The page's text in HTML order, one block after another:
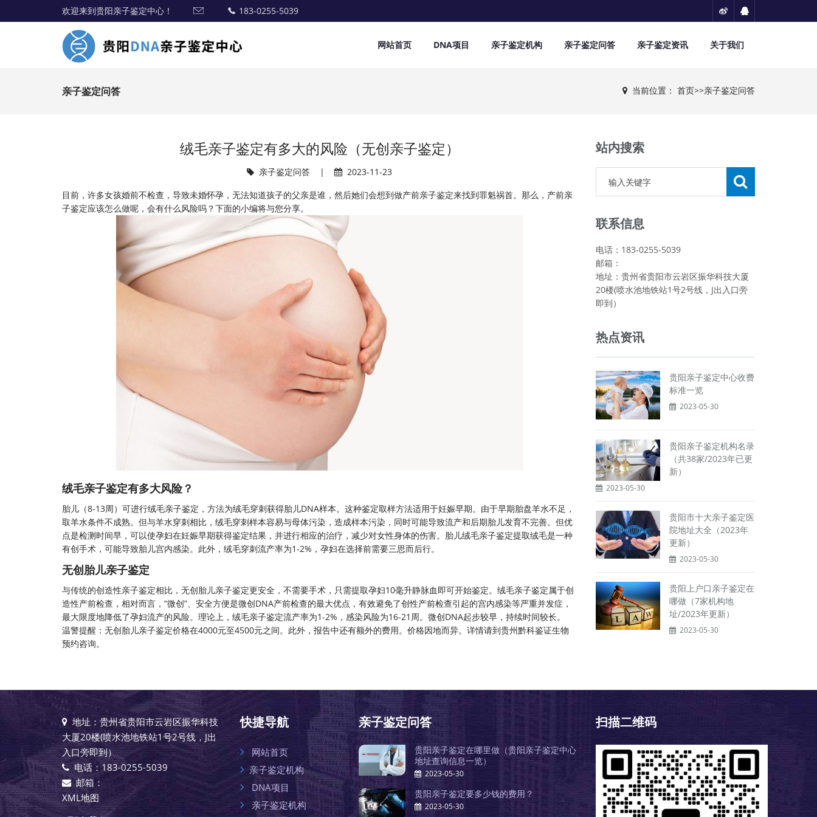
欢迎来到贵阳亲子鉴定中心！ 183-0255-5039
网站首页 DNA项目 亲子鉴定机构 亲子鉴定问答 亲子鉴定资讯 关于我们
亲子鉴定问答 当前位置： 首页>>亲子鉴定问答
绒毛亲子鉴定有多大的风险（无创亲子鉴定）
亲子鉴定问答 |
2023-11-23
目前，许多女孩婚前不检查，导致未婚怀孕，无法知道孩子的父亲是谁，然后她们会想到做产前亲子鉴定来找到罪魁祸首。那么，产前亲
子鉴定应该怎么做呢，会有什么风险吗？下面的小编将与您分享。
绒毛亲子鉴定有多大风险？
胎儿（8-13周）可进行绒毛亲子鉴定，方法为绒毛穿刺获得胎儿DNA样本。这种鉴定取样方法适用于妊娠早期。由于早期胎盘羊水不足，
取羊水条件不成熟。但与羊水穿刺相比，绒毛穿刺样本容易与母体污染，造成样本污染，同时可能导致流产和后期胎儿发育不完善。但优
点是检测时间早，可以使孕妇在妊娠早期获得鉴定结果，并进行相应的治疗，减少对女性身体的伤害。胎儿绒毛亲子鉴定提取绒毛是一种
有创手术，可能导致胎儿宫内感染。此外，绒毛穿刺流产率为1-2%，孕妇在选择前需要三思而后行。
无创胎儿亲子鉴定
与传统的创造性亲子鉴定相比， 无创胎儿亲子鉴定更安全，不需要手术，只需提取孕妇10毫升静脉血即可开始鉴定。绒毛亲子鉴定属于创
造性产前检查，相对而言，“微创”、安全方便是微创DNA产前检查的最大优点，有效避免了创性产前检查引起的宫内感染等严重并发症，
最大限度地降低了孕妇流产的风险。理论上，绒毛亲子鉴定流产率为1-2%，感染风险为16-21周。微创DNA起步较早，持续时间较长。
温警提醒： 无创胎儿亲子鉴定价格在4000元至4500元之间。此外，报告中还有额外的费用。价格因地而异。详情请到贵州黔科鉴证生物
预约咨询。
站内搜索
联系信息
电话：183-0255-5039
邮箱：
地址：贵州省贵阳市云岩区振华科技大厦
20楼(喷水池地铁站1号2号线，J出入口旁
即到）
热点资讯
贵阳亲子鉴定中心收费
标准一览
2023-05-30
贵阳亲子鉴定机构名录
（共38家/2023年已更
新）
2023-05-30
贵阳市十大亲子鉴定医
院地址大全（2023年
更新）
2023-05-30
贵阳上户口亲子鉴定在
哪做（7家机构地
址/2023年更新）
2023-05-30
地址：贵州省贵阳市云岩区振华科技
大厦20楼(喷水池地铁站1号2号线，J出
入口旁即到）
电话：183-0255-5039
邮箱：
XML地图
快捷导航
网站首页
亲子鉴定机构
DNA项目
亲子鉴定机构
亲子鉴定问答
贵阳亲子鉴定在哪里做（贵阳亲子鉴定中心
地址查询信息一览）
2023-05-30
贵阳亲子鉴定要多少钱的费用？
2023-05-30
扫描二维码